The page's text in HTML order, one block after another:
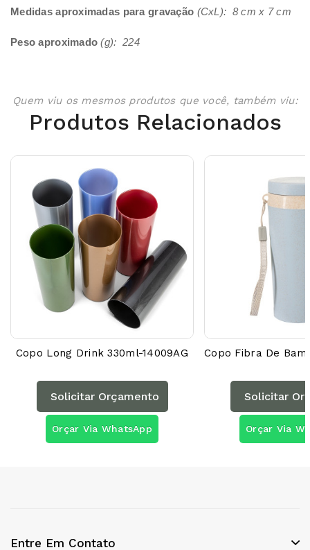
Medidas aproximadas para gravação (CxL): 8 cm x 7 cm
Peso aproximado (g): 224
Quem viu os mesmos produtos que você, também viu:
Produtos Relacionados
Copo Long Drink 330ml-14009AG
Solicitar Orçamento
Orçar Via WhatsApp
Solicitar
Orçar Via
Entre Em Contato